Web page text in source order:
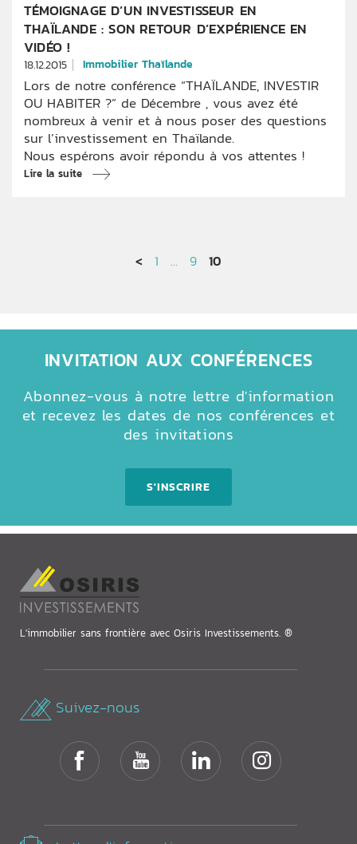
TÉMOIGNAGE D’UN INVESTISSEUR EN
THAÏLANDE : SON RETOUR D’EXPÉRIENCE EN
VIDÉO !
18.12.2015 Immobilier Thaïlande
Lors de notre conférence “THAÏLANDE, INVESTIR
OU HABITER ?” de Décembre , vous avez été
nombreux à venir et à nous poser des questions
sur l’investissement en Thaïlande.
Nous espérons avoir répondu à vos attentes !
Lire la suite
< 1 … 9 10
INVITATION AUX CONFÉRENCES
Abonnez-vous à notre lettre d'information
et recevez les dates de nos conférences et
des invitations
S'INSCRIRE
L'immobilier sans frontière avec Osiris Investissements. ®
Suivez-nous